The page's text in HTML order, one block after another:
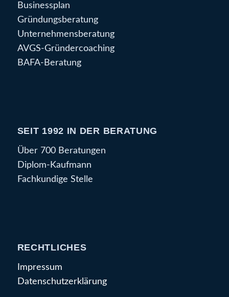
Businessplan
Gründungsberatung
Unternehmensberatung
AVGS-Gründercoaching
BAFA-Beratung
SEIT 1992 IN DER BERATUNG
Über 700 Beratungen
Diplom-Kaufmann
Fachkundige Stelle
RECHTLICHES
Impressum
Datenschutzerklärung